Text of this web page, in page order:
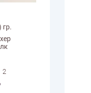
гр.
2